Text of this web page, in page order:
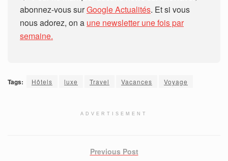
abonnez-vous surGoogle Actualités. Et si vous
nous adorez, on a une newsletter une fois par
semaine.
Tags: Hôtels luxe Travel Vacances Voyage
ADVERTISEMENT
Previous Post